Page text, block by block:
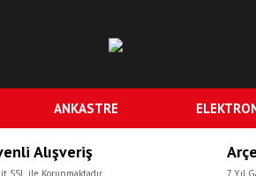
ANKASTRE
Alışveriş
SSL ile Korunmaktadır 7 Yıl